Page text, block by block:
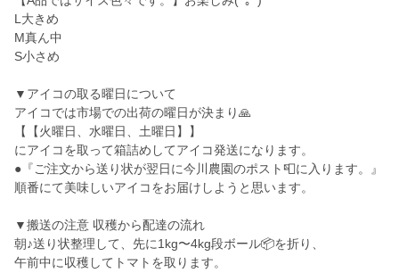
L大きめ
M真ん中
S小さめ
▼アイコの取る曜日について
アイコでは市場での出荷の曜日が決まり🙏
【【火曜日、水曜日、土曜日】】
にアイコを取って箱詰めしてアイコ発送になります。
●『ご注文から送り状が翌日に今川農園のポスト📮に入ります。』
順番にて美味しいアイコをお届けしようと思います。
▼搬送の注意 収穫から配達の流れ
朝♪送り状整理して、先に1kg〜4kg段ボール📦を折り、
午前中に収穫してトマトを取ります。